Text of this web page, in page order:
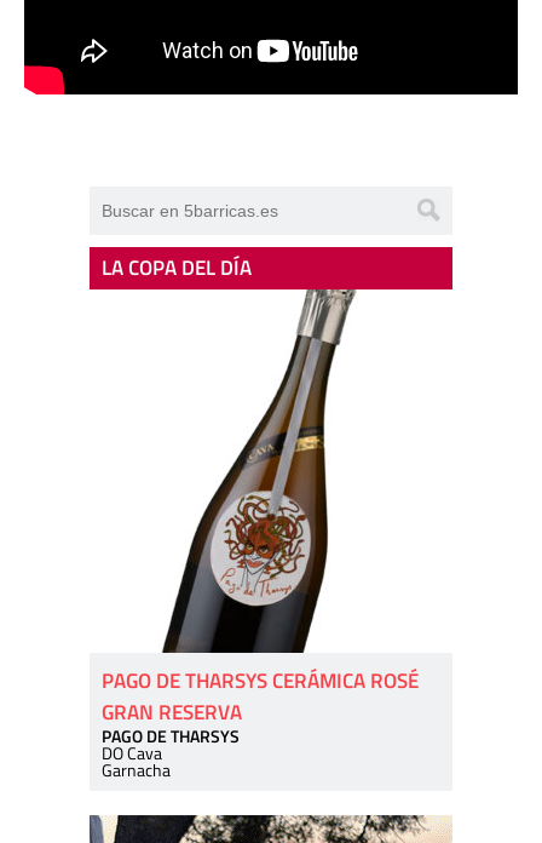
LA COPA DEL DÍA
PAGO DE THARSYS CERÁMICA ROSÉ
GRAN RESERVA
PAGO DE THARSYS
DO Cava
Garnacha